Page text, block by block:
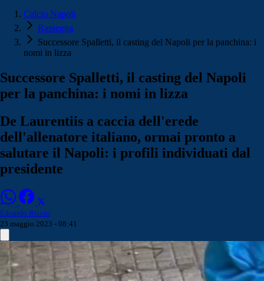
Calcio Napoli
Rassegna
Successore Spalletti, il casting del Napoli per la panchina: i
nomi in lizza
Successore Spalletti, il casting del Napoli
per la panchina: i nomi in lizza
De Laurentiis a caccia dell'erede
dell'allenatore italiano, ormai pronto a
salutare il Napoli: i profili individuati dal
presidente
Edoardo Riccio
23 maggio 2023 - 08:41